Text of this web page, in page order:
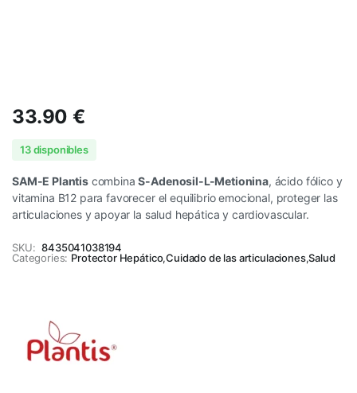
33.90€
13 disponibles
SAM-E PlantiscombinaS-Adenosil-L-Metionina, ácido fólico y
vitamina B12 para favorecer el equilibrio emocional, proteger las
articulaciones y apoyar la salud hepática y cardiovascular.
SKU: 8435041038194
Categories: Protector Hepático,Cuidado de las articulaciones,Salud